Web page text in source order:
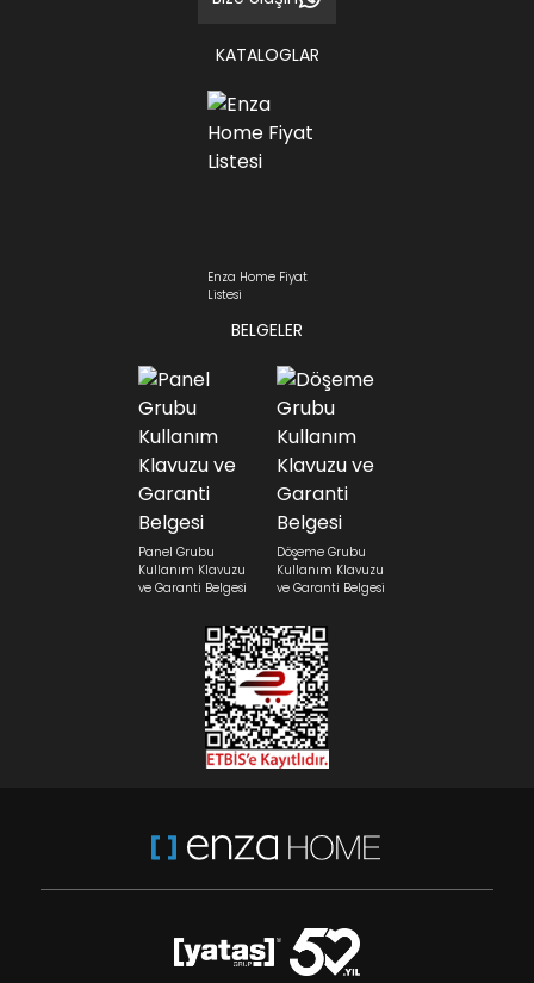
KATALOGLAR
Enza Home Fiyat
Listesi
BELGELER
Panel Grubu
Kullanım Klavuzu
ve Garanti Belgesi
Döşeme Grubu
Kullanım Klavuzu
ve Garanti Belgesi